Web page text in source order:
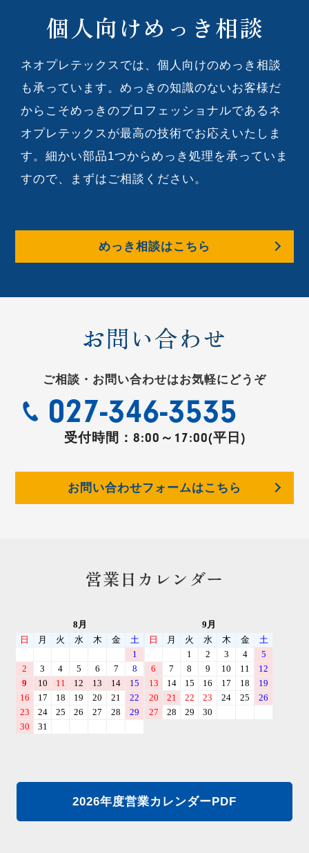
個人向けめっき相談
ネオプレテックスでは、個人向けのめっき相談
も承っています。めっきの知識のないお客様だ
からこそめっきのプロフェッショナルであるネ
オプレテックスが最高の技術でお応えいたしま
す。細かい部品1つからめっき処理を承っていま
すので、まずはご相談ください。
めっき相談はこちら
お問い合わせ
ご相談・お問い合わせはお気軽にどうぞ
027-346-3535
受付時間： 8:00～17:00(平日)
お問い合わせフォームはこちら
営業日カレンダー
2026年度営業カレンダーPDF